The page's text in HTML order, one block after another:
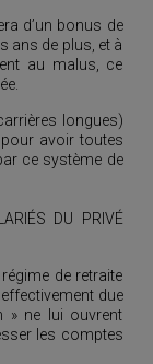
d’un bonus de
ans de plus, et à
au malus, ce
longues)
avoir toutes
ce système de
DU PRIVÉ
de retraite
due
» ne lui ouvrent
les comptes